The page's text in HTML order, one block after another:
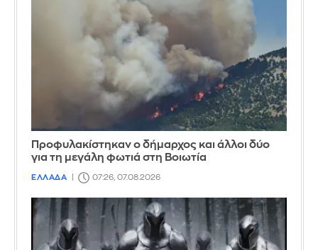
Προφυλακίστηκαν ο δήμαρχος και άλλοι δύο
για τη μεγάλη φωτιά στη Βοιωτία
ΕΛΛΑΔΑ 07:26, 07.08.2026